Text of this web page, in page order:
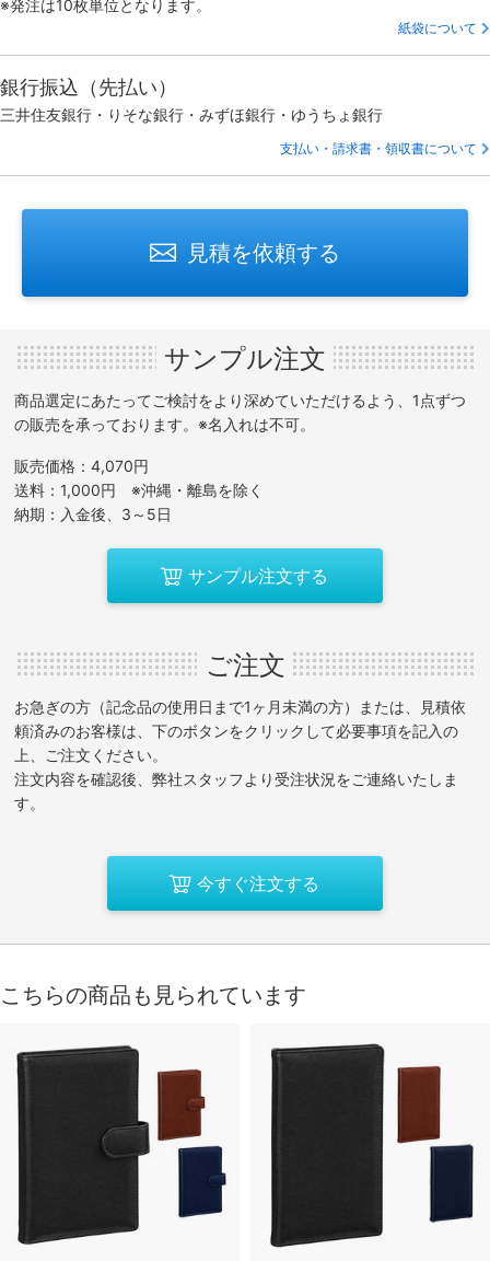
※発注は10枚単位となります。
紙袋について
銀行振込（先払い）
三井住友銀行・りそな銀行・みずほ銀行・ゆうちょ銀行
支払い・請求書・領収書について
見積を依頼する
サンプル注文
商品選定にあたってご検討をより深めていただけるよう、1点ずつ
の販売を承っております。※名入れは不可。
販売価格：4,070円
送料：1,000円 ※沖縄・離島を除く
納期：入金後、3～5日
サンプル注文する
ご注文
お急ぎの方（記念品の使用日まで1ヶ月未満の方）または、見積依
頼済みのお客様は、下のボタンをクリックして必要事項を記入の
上、ご注文ください。
注文内容を確認後、弊社スタッフより受注状況をご連絡いたしま
す。
今すぐ注文する
こちらの商品も見られています